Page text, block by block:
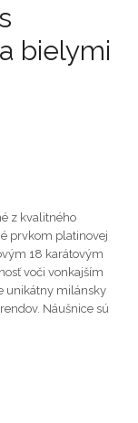
bielymi
z kvalitného
prvkom platinovej
18 karátovým
voči vonkajším
unikátny milánsky
Náušnice sú